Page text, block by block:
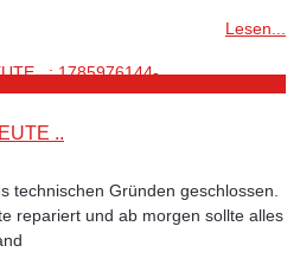
Lesen...
..
technischen Gründen geschlossen.
repariert und ab morgen sollte alles